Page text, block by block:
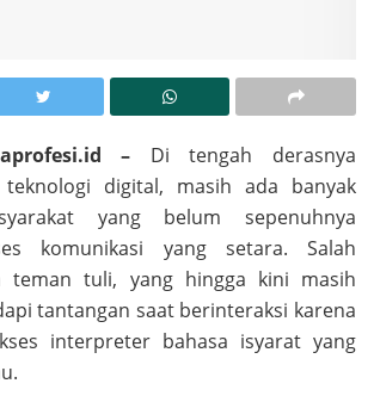
– Di tengah derasnya
teknologi digital, masih ada banyak
yang belum sepenuhnya
komunikasi yang setara. Salah
teman tuli, yang hingga kini masih
tantangan saat berinteraksi karena
interpreter bahasa isyarat yang